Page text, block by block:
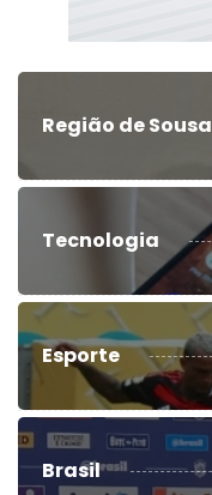
Região de Sousa
Tecnologia
Esporte
Brasil